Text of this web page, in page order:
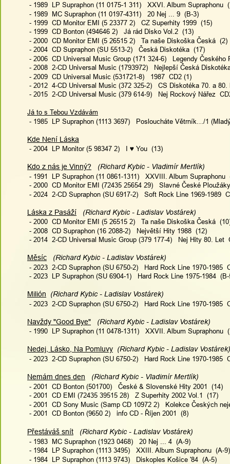
- 1989  LP Supraphon (11 0175-1 311)   XXVI. Album Supraphonu
- 1989  MC Supraphon (11 0197-4311)   20 Nej ... 9  (B-3)
- 1999  CD Monitor EMI (5 23377 2)   CZ Superhity 1999  (15)
- 1999  CD Bonton (494646 2)   Já rád Disko Vol.2  (13)
- 2000  CD Monitor EMI (5 26515 2)   Ta naše Diskoška Česká  (2)
- 2004  CD Supraphon (SU 5513-2)   Česká Diskotéka  (17)
- 2006  CD Universal Music Group (171 324-6)   Legendy Českého
- 2008  2-CD Universal Music (1793972)   Nejlepší Česká
- 2009  CD Universal Music (531721-8)   1987  CD2 (1)
- 2012  4-CD Universal Music (372 325-2)   CS Diskotéka 70. a 80.
- 2015  2-CD Universal Music (379 614-9)   Nej Rockový Nářez
Já to s Tebou Vzdávám
- 1985  LP Supraphon (1113 3697)   Posloucháte Větrník…/1
Kde Není Láska
- 2004  LP Monitor (5 98347 2)   I ♥ You  (13)
Kdo z nás je Vinný?
   (Richard Kybic - Vladimír Mertlík)
- 1991  LP Supraphon (11 0861-1311)   XXVIII. Album Supraphonu
- 2000  CD Monitor EMI (72435 25654 29)   Slavné České
- 2024  2-CD Supraphon (SU 6917-2)   Soft Rock Line 1969-1989
Láska z Pasáží
   (Richard Kybic - Ladislav Vostárek)
- 2000  CD Monitor EMI (5 26515 2)   Ta naše Diskoška Česká
- 2008  CD Supraphon (16 2088-2)   Největší Hity 1988  (12)
- 2014  2-CD Universal Music Group (379 177-4)   Nej Hity 80. Let
Měsíc
   (Richard Kybic - Ladislav Vostárek)
- 2023  2-CD Supraphon (SU 6750-2)   Hard Rock Line 1970-1985
- 2023  LP Supraphon (SU 6904-1)   Hard Rock Line 1975-1984
Milión
  (Richard Kybic - Ladislav Vostárek)
- 2023  2-CD Supraphon (SU 6750-2)   Hard Rock Line 1970-1985
Navždy "Good Bye"
   (Richard Kybic - Ladislav Vostárek)
- 1990  LP Supraphon (11 0478-1311)   XXVII. Album Supraphonu
Nedej, Lásko, Na Pomluvy
  (Richard Kybic - Ladislav Vostárek)
- 2023  2-CD Supraphon (SU 6750-2)   Hard Rock Line 1970-1985
Nemám dnes den
   (Richard Kybic - Vladimír Mertlík)
- 2001  CD Bonton (501700)   České & Slovenské Hity 2001  (14)
- 2001  CD EMI (72435 39515 28)   Z Superhity 2002 Vol.1  (17)
- 2001  CD Sony Music (Samp CD 10972 2)   Kolekce Českých
- 2001  CD Bonton (9650 2)   info CD - Říjen 2001  (8)
Přestáváš snít
   (Richard Kybic - Ladislav Vostárek)
- 1983  MC Supraphon (1923 0468)   20 Nej ... 4  (A-9)
- 1984  LP Supraphon (1113 3495)   XXIII. Album Supraphonu  (A-9)
- 1984  LP Supraphon (1113 9743)   Diskoples Košice '84  (A-5)